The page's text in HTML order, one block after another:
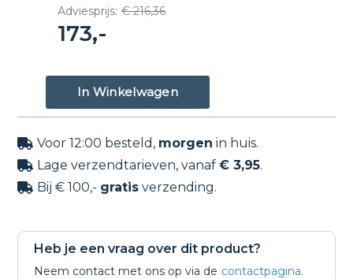
Adviesprijs: € 216,36
173,-
 Voor 12:00 besteld, morgen in huis.
 Lage verzendtarieven, vanaf€ 3,95.
 Bij € 100,- gratis verzending.
Heb je een vraag over dit product?
Neem contact met ons op via de contactpagina.